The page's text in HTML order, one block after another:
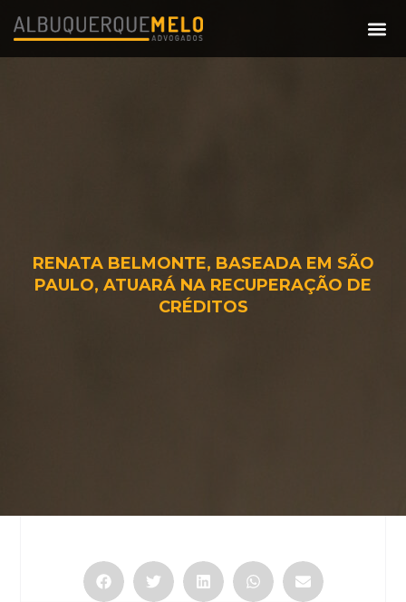
RENATA BELMONTE, BASEADA EM SÃO
PAULO, ATUARÁ NA RECUPERAÇÃO DE
CRÉDITOS